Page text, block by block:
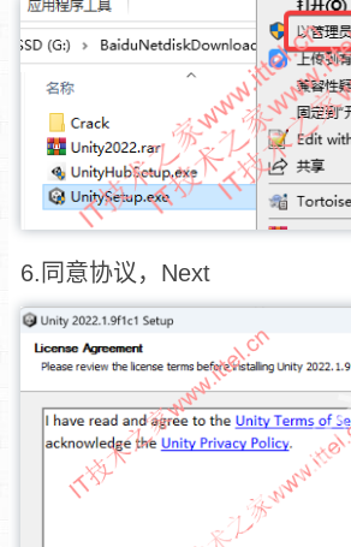
6.同意协议，Next